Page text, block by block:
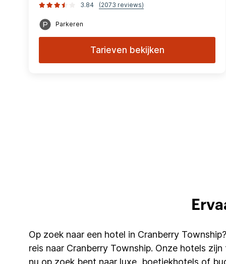
3.84
(2073 reviews)
Parkeren
Tarieven bekijken
Op zoek naar een hotel in Cranberry
reis naar Cranberry Township. Onze hotels
nu op zoek bent naar luxe, boetiekhotels of